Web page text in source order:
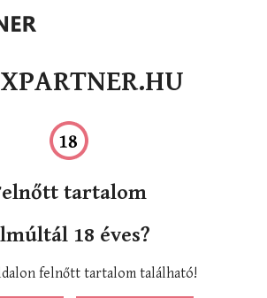
tartalom
18 éves?
felnőtt tartalom található!